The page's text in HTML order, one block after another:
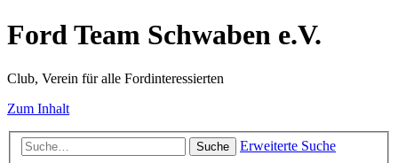
Ford Team Schwaben e.V.
Club, Verein für alle Fordinteressierten
Zum Inhalt
Suche Erweiterte Suche